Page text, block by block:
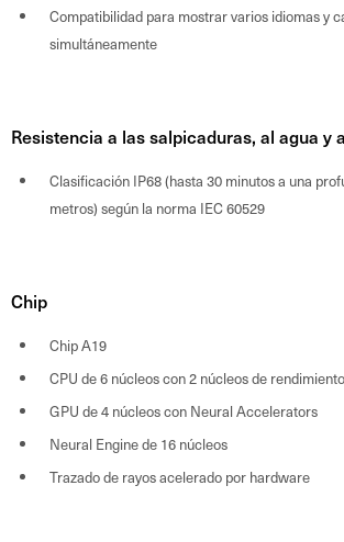
Compatibilidad para mostrar varios idiomas y
simultáneamente
Resistencia a las salpicaduras, al agua y
Clasificación IP68 (hasta 30 minutos a una
metros) según la norma IEC 60529
Chip
Chip A19
CPU de 6 núcleos con 2 núcleos de
GPU de 4 núcleos con Neural Accelerators
Neural Engine de 16 núcleos
Trazado de rayos acelerado por hardware